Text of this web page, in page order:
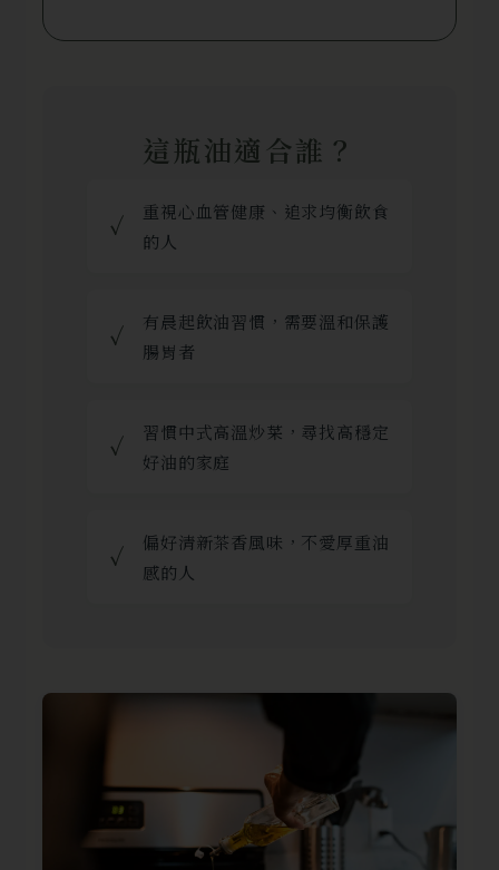
這瓶油適合誰？
✓
重視心血管健康、追求均衡飲食
的人
✓
有晨起飲油習慣，需要溫和保護
腸胃者
✓
習慣中式高溫炒菜，尋找高穩定
好油的家庭
✓
偏好清新茶香風味，不愛厚重油
感的人